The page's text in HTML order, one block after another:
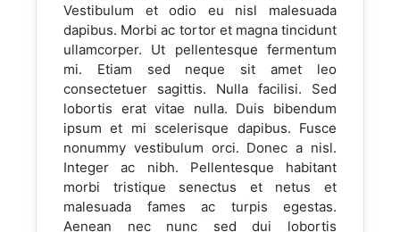
Vestibulum et odio eu nisl malesuada
dapibus. Morbi ac tortor et magna tincidunt
ullamcorper. Ut pellentesque fermentum
mi. Etiam sed neque sit amet leo
consectetuer sagittis. Nulla facilisi. Sed
lobortis erat vitae nulla. Duis bibendum
ipsum et mi scelerisque dapibus. Fusce
nonummy vestibulum orci. Donec a nisl.
Integer ac nibh. Pellentesque habitant
morbi tristique senectus et netus et
malesuada fames ac turpis egestas.
Aenean nec nunc sed dui lobortis